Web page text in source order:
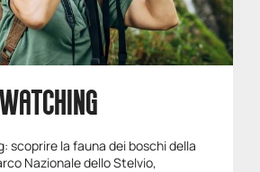
scoprire la fauna dei boschi della
Nazionale dello Stelvio,